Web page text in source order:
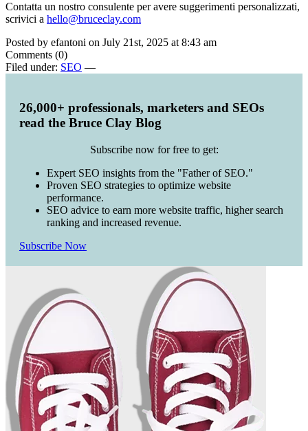
Contatta un nostro consulente per avere suggerimenti personalizzati,
scrivici a hello@bruceclay.com
Posted by efantoni on July 21st, 2025 at 8:43 am
Comments (0)
Filed under: SEO —
26,000+ professionals, marketers and SEOs
read the Bruce Clay Blog
Subscribe now for free to get:
Expert SEO insights from the "Father of SEO."
Proven SEO strategies to optimize website
performance.
SEO advice to earn more website traffic, higher search
ranking and increased revenue.
Subscribe Now